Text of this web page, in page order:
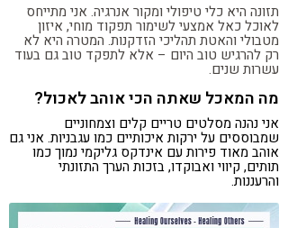
תזונה היא כלי טיפולי ומקור אנרגיה. אני מתייחס
לאוכל כאל אמצעי לשימור תפקוד מוחי, איזון
מטבולי והאטת תהליכי הזדקנות. המטרה היא לא
רק להרגיש טוב היום – אלא לתפקד טוב גם בעוד
עשרות שנים.
מה המאכל שאתה הכי אוהב לאכול?
אני נהנה מסלטים טריים קלים וצמחוניים
שמבוססים על ירקות איכותיים כמו עגבניות. אני גם
אוהב מאוד פירות עם אינדקס גליקמי נמוך כמו
תותים, קיווי ואבוקדו, בזכות הערך התזונתי
והרעננות.